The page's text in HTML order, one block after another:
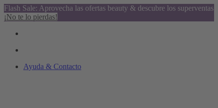
Flash Sale: Aprovecha las ofertas beauty & descubre los superventas
¡No te lo pierdas!
Ayuda & Contacto